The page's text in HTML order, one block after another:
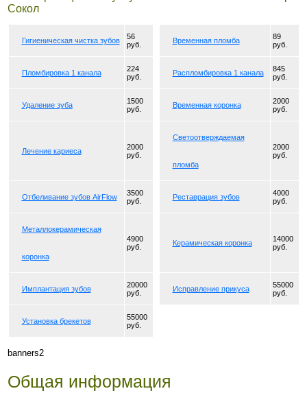
Сокол
Гигиеническая чистка зубов
56
руб.
Временная пломба
89
руб.
Пломбировка 1 канала
224
руб.
Распломбировка 1 канала
845
руб.
Удаление зуба
1500
руб.
Временная коронка
2000
руб.
Лечение кариеса
2000
руб.
Светоотверждаемая
пломба
2000
руб.
Отбеливание зубов AirFlow
3500
руб.
Реставрация зубов
4000
руб.
Металлокерамическая
коронка
4900
руб.
Керамическая коронка
14000
руб.
Имплантация зубов
20000
руб.
Исправление прикуса
55000
руб.
Установка брекетов
55000
руб.
banners2
Общая информация